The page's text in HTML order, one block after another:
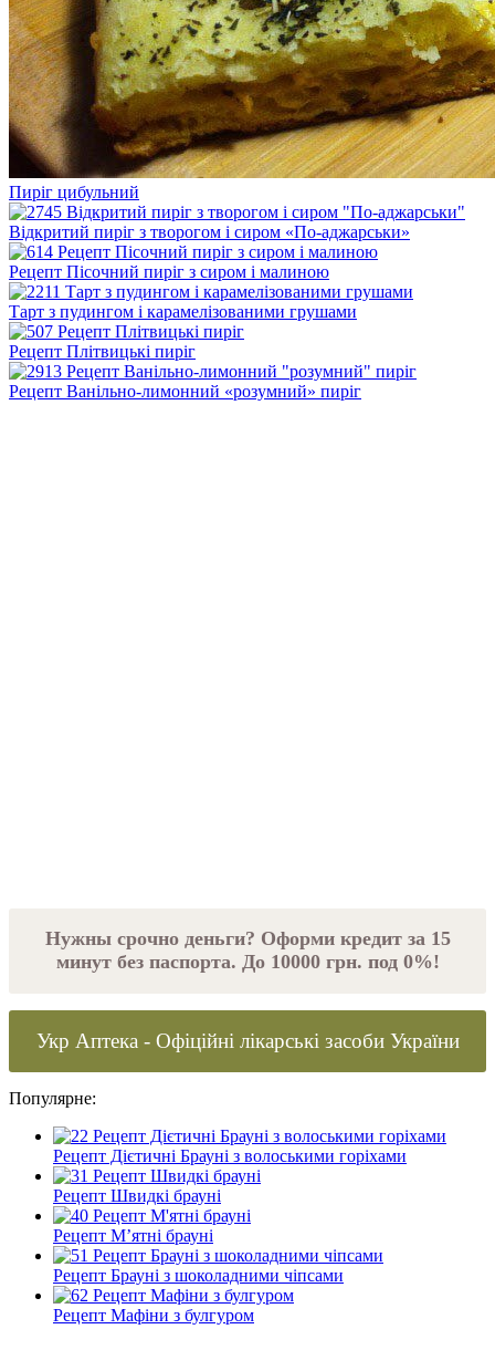
Пиріг цибульний
Відкритий пиріг з творогом і сиром «По-аджарськи»
Рецепт Пісочний пиріг з сиром і малиною
Тарт з пудингом і карамелізованими грушами
Рецепт Плітвицькі пиріг
Рецепт Ванільно-лимонний «розумний» пиріг
Нужны срочно деньги? Оформи кредит за 15
минут без паспорта. До 10000 грн. под 0%!
Укр Аптека - Офіційні лікарські засоби України
Популярне:
Рецепт Дієтичні Брауні з волоськими горіхами
Рецепт Швидкі брауні
Рецепт М’ятні брауні
Рецепт Брауні з шоколадними чіпсами
Рецепт Мафіни з булгуром